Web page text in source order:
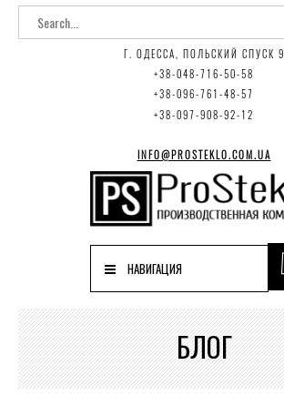
Г. ОДЕССА, ПОЛЬСКИЙ СПУСК 9
+38-048-716-50-58
+38-096-761-48-57
+38-097-908-92-12
INFO@PROSTEKLO.COM.UA
НАВИГАЦИЯ
БЛОГ